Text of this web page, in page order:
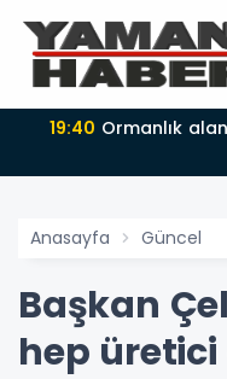
19:40
Anasayfa Güncel
Başkan
hep